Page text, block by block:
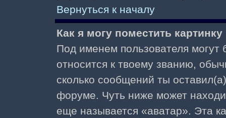
Вернуться к началу
Как я могу поместить
Под именем пользователя могут
относится к твоему званию,
сколько сообщений ты
форуме. Чуть ниже может
еще называется «аватар». Эта